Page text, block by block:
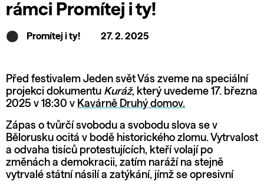
rámci Promítej i ty!
Promítej i ty! 27. 2. 2025
Před festivalem Jeden svět Vás zveme na speciální
projekci dokumentu Kuráž, který uvedeme 17. března
2025 v 18:30 v Kavárně Druhý domov.
Zápas o tvůrčí svobodu a svobodu slova se v
Bělorusku ocitá v bodě historického zlomu. Vytrvalost
a odvaha tisíců protestujících, kteří volají po
změnách a demokracii, zatím naráží na stejně
vytrvalé státní násilí a zatýkání, jímž se opresivní